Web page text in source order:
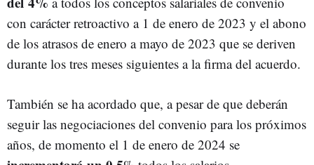
con carácter retroactivo a 1 de enero de 2023 y el abono
de los atrasos de enero a mayo de 2023 que se deriven
durante los tres meses siguientes a la firma del acuerdo.
También se ha acordado que, a pesar de que deberán
seguir las negociaciones del convenio para los próximos
años, de momento el 1 de enero de 2024 se